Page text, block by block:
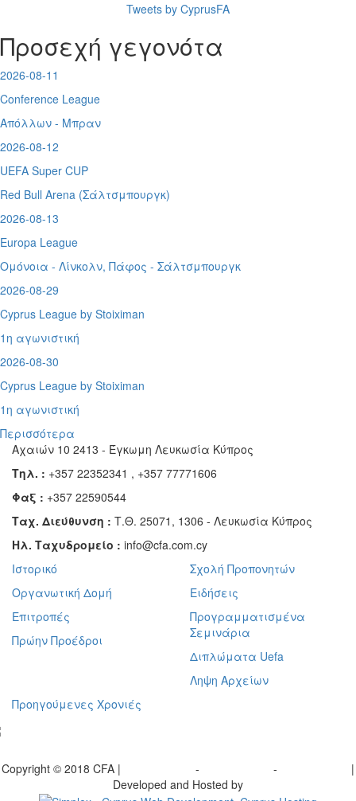
Tweets by CyprusFA
Προσεχή γεγονότα
2026-08-11
Conference League
Απόλλων - Μπραν
2026-08-12
UEFA Super CUP
Red Bull Arena (Σάλτσμπουργκ)
2026-08-13
Europa League
Ομόνοια - Λίνκολν, Πάφος - Σάλτσμπουργκ
2026-08-29
Cyprus League by Stoiximan
1η αγωνιστική
2026-08-30
Cyprus League by Stoiximan
1η αγωνιστική
Περισσότερα
Αχαιών 10 2413 - Έγκωμη Λευκωσία Κύπρος
Τηλ. : +357 22352341 , +357 77771606
Φαξ : +357 22590544
Ταχ. Διεύθυνση : Τ.Θ. 25071, 1306 - Λευκωσία Κύπρος
Ηλ. Ταχυδρομείο : info@cfa.com.cy
Ιστορικό
Οργανωτική Δομή
Επιτροπές
Πρώην Προέδροι
Σχολή Προπονητών
Ειδήσεις
Προγραμματισμένα
Σεμινάρια
Διπλώματα Uefa
Ληψη Αρχείων
Προηγούμενες Χρονιές
Copyright © 2018 CFA | - -
|
Developed and Hosted by